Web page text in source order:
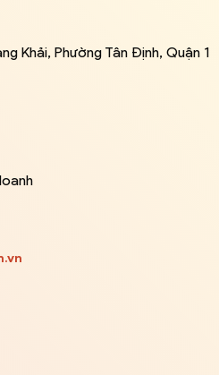
Khải, Phường Tân Định, Quận 1